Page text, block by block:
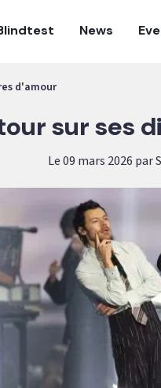
News
d'amour
sur ses
Le 09 mars 2026 par